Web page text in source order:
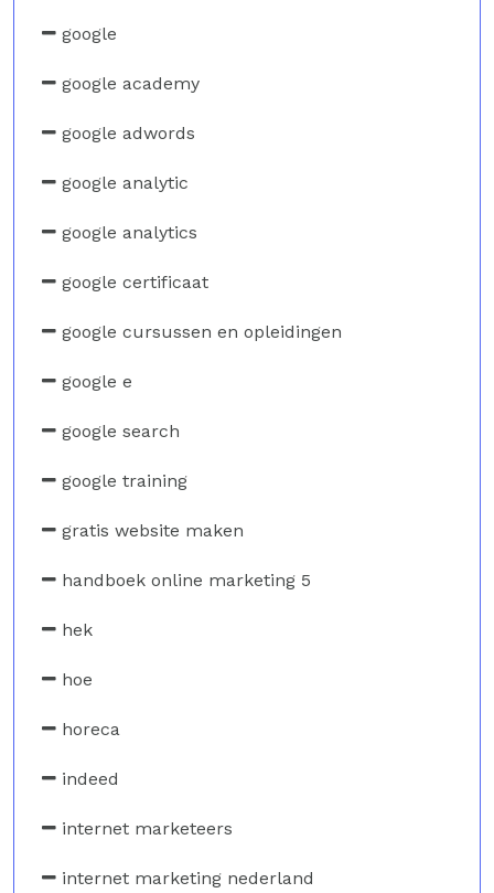
google
google academy
google adwords
google analytic
google analytics
google certificaat
google cursussen en opleidingen
google e
google search
google training
gratis website maken
handboek online marketing 5
hek
hoe
horeca
indeed
internet marketeers
internet marketing nederland